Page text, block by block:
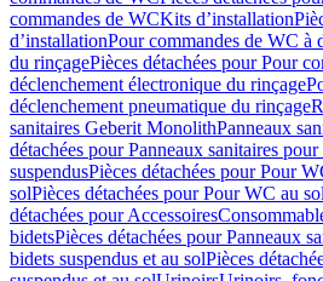
commandes de WCKits d’installation
d’installationPour commandes de WC à
du rinçagePièces détachées pour Pour
déclenchement électronique du rinçage
déclenchement pneumatique du rinçage
sanitaires Geberit MonolithPanneaux
détachées pour Panneaux sanitaires
suspendusPièces détachées pour Pour
solPièces détachées pour Pour WC au sol
détachées pour Accessoires
bidetsPièces détachées pour Panneaux
bidets suspendus et au solPièces